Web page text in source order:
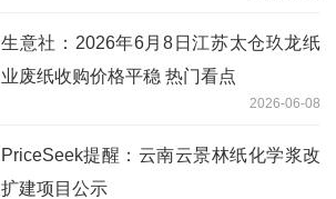
生意社：2026年6月8日江苏太仓玖龙纸
业废纸收购价格平稳 热门看点
2026-06-08
PriceSeek提醒：云南云景林纸化学浆改
扩建项目公示